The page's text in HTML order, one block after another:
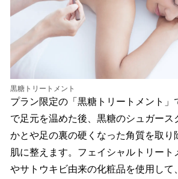
黒糖トリートメント
プラン限定の「黒糖トリートメント」
で足元を温めた後、黒糖のシュガース
かとや足の裏の硬くなった角質を取り
肌に整えます。フェイシャルトリート
やサトウキビ由来の化粧品を使用して